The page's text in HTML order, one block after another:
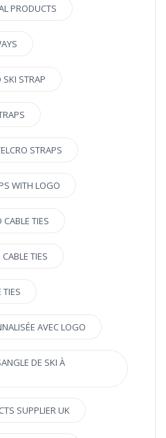
PRODUCTS
SKI STRAP
STRAPS
WITH LOGO
TIES
TIES
TIES
AVEC LOGO
DE SKI À
SUPPLIER UK